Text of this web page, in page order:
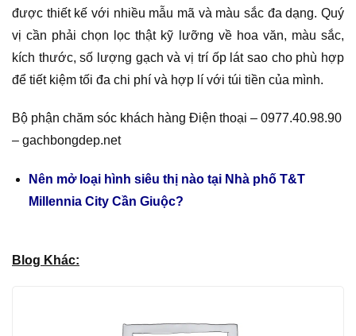
được thiết kế với nhiều mẫu mã và màu sắc đa dạng. Quý
vị cần phải chọn lọc thật kỹ lưỡng về hoa văn, màu sắc,
kích thước, số lượng gạch và vị trí ốp lát sao cho phù hợp
để tiết kiệm tối đa chi phí và hợp lí với túi tiền của mình.
Bộ phận chăm sóc khách hàng Điện thoại – 0977.40.98.90
– gachbongdep.net
Nên mở loại hình siêu thị nào tại Nhà phố T&T
Millennia City Cần Giuộc?
Blog Khác: